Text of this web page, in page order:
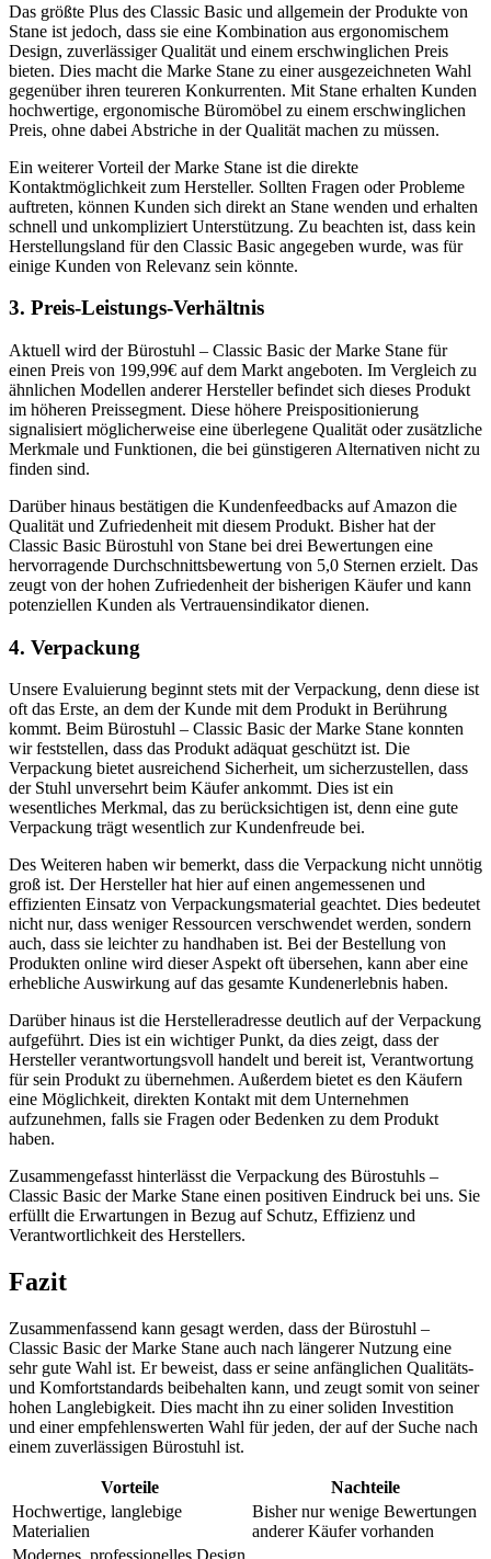
Das größte Plus des Classic Basic und allgemein der Produkte von
Stane ist jedoch, dass sie eine Kombination aus ergonomischem
Design, zuverlässiger Qualität und einem erschwinglichen Preis
bieten. Dies macht die Marke Stane zu einer ausgezeichneten Wahl
gegenüber ihren teureren Konkurrenten. Mit Stane erhalten Kunden
hochwertige, ergonomische Büromöbel zu einem erschwinglichen
Preis, ohne dabei Abstriche in der Qualität machen zu müssen.
Ein weiterer Vorteil der Marke Stane ist die direkte
Kontaktmöglichkeit zum Hersteller. Sollten Fragen oder Probleme
auftreten, können Kunden sich direkt an Stane wenden und erhalten
schnell und unkompliziert Unterstützung. Zu beachten ist, dass kein
Herstellungsland für den Classic Basic angegeben wurde, was für
einige Kunden von Relevanz sein könnte.
3. Preis-Leistungs-Verhältnis
Aktuell wird der Bürostuhl – Classic Basic der Marke Stane für
einen Preis von 199,99€ auf dem Markt angeboten. Im Vergleich zu
ähnlichen Modellen anderer Hersteller befindet sich dieses Produkt
im höheren Preissegment. Diese höhere Preispositionierung
signalisiert möglicherweise eine überlegene Qualität oder zusätzliche
Merkmale und Funktionen, die bei günstigeren Alternativen nicht zu
finden sind.
Darüber hinaus bestätigen die Kundenfeedbacks auf Amazon die
Qualität und Zufriedenheit mit diesem Produkt. Bisher hat der
Classic Basic Bürostuhl von Stane bei drei Bewertungen eine
hervorragende Durchschnittsbewertung von 5,0 Sternen erzielt. Das
zeugt von der hohen Zufriedenheit der bisherigen Käufer und kann
potenziellen Kunden als Vertrauensindikator dienen.
4. Verpackung
Unsere Evaluierung beginnt stets mit der Verpackung, denn diese ist
oft das Erste, an dem der Kunde mit dem Produkt in Berührung
kommt. Beim Bürostuhl – Classic Basic der Marke Stane konnten
wir feststellen, dass das Produkt adäquat geschützt ist. Die
Verpackung bietet ausreichend Sicherheit, um sicherzustellen, dass
der Stuhl unversehrt beim Käufer ankommt. Dies ist ein
wesentliches Merkmal, das zu berücksichtigen ist, denn eine gute
Verpackung trägt wesentlich zur Kundenfreude bei.
Des Weiteren haben wir bemerkt, dass die Verpackung nicht unnötig
groß ist. Der Hersteller hat hier auf einen angemessenen und
effizienten Einsatz von Verpackungsmaterial geachtet. Dies bedeutet
nicht nur, dass weniger Ressourcen verschwendet werden, sondern
auch, dass sie leichter zu handhaben ist. Bei der Bestellung von
Produkten online wird dieser Aspekt oft übersehen, kann aber eine
erhebliche Auswirkung auf das gesamte Kundenerlebnis haben.
Darüber hinaus ist die Herstelleradresse deutlich auf der Verpackung
aufgeführt. Dies ist ein wichtiger Punkt, da dies zeigt, dass der
Hersteller verantwortungsvoll handelt und bereit ist, Verantwortung
für sein Produkt zu übernehmen. Außerdem bietet es den Käufern
eine Möglichkeit, direkten Kontakt mit dem Unternehmen
aufzunehmen, falls sie Fragen oder Bedenken zu dem Produkt
haben.
Zusammengefasst hinterlässt die Verpackung des Bürostuhls –
Classic Basic der Marke Stane einen positiven Eindruck bei uns. Sie
erfüllt die Erwartungen in Bezug auf Schutz, Effizienz und
Verantwortlichkeit des Herstellers.
Fazit
Zusammenfassend kann gesagt werden, dass der Bürostuhl –
Classic Basic der Marke Stane auch nach längerer Nutzung eine
sehr gute Wahl ist. Er beweist, dass er seine anfänglichen Qualitäts-
und Komfortstandards beibehalten kann, und zeugt somit von seiner
hohen Langlebigkeit. Dies macht ihn zu einer soliden Investition
und einer empfehlenswerten Wahl für jeden, der auf der Suche nach
einem zuverlässigen Bürostuhl ist.
Vorteile
Nachteile
Hochwertige, langlebige
Materialien
Bisher nur wenige Bewertungen
anderer Käufer vorhanden